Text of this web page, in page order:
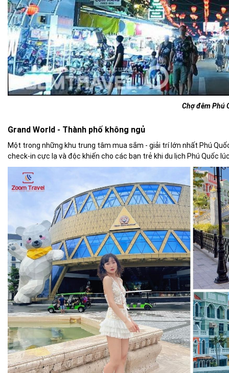
Chợ đêm Phú
Grand World - Thành phố không ngủ
Một trong những khu trung tâm mua sắm - giải trí lớn nhất Phú
check-in cực lạ và độc khiến cho các bạn trẻ khi du lịch Phú Quốc